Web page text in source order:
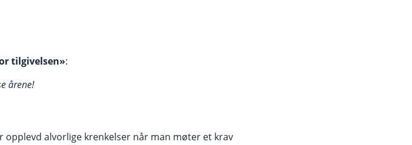
tilgivelsen»:
årene!
opplevd alvorlige krenkelser når man møter et krav